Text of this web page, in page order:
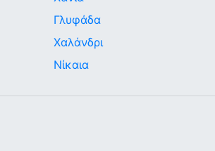
Γλυφάδα
Χαλάνδρι
Νίκαια